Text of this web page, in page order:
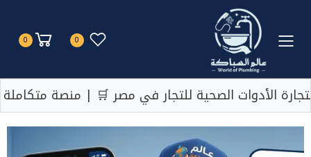
Toggle mobile menu
0
0
للتجار في مصر 🛒 | منصة متكاملة لجميع